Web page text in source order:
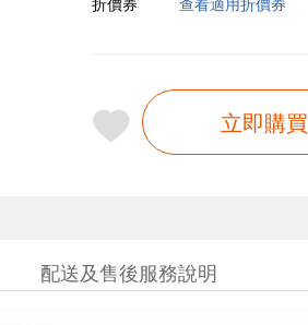
立即購買
配送及售後服務說明